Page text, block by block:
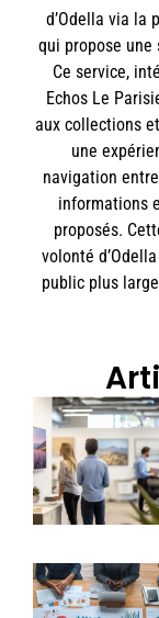
d’Odella via la
qui propose une
Ce service,
Echos Le
aux collections
une
navigation
informations
proposés.
volonté
public plus